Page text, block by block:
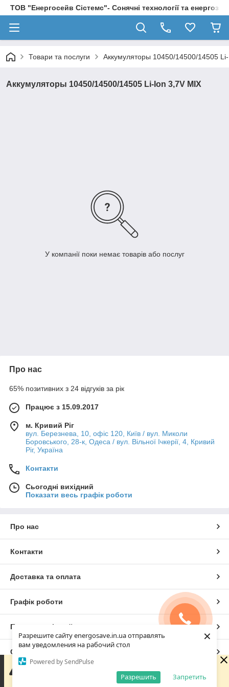
Разрешите сайту energosave.in.ua отправлять
вам уведомления на рабочий стол
Powered by SendPulse
Запретить
Разрешить
×
ТОВ "Енергосейв Сістемс"- Сонячні технології та
Товари та послуги Аккумуляторы 10450/14500/14505
Аккумуляторы 10450/14500/14505 Li-Ion 3,7V MIX
У компанії поки немає товарів або послуг
Про нас
65% позитивних з 24 відгуків за рік
Працює з 15.09.2017
м. Кривий Ріг
вул. Березнева, 10, офіс 120, Київ / вул. Миколи
Боровського, 28-к, Одеса / вул. Вільної Ічкерії, 4, Кривий
Ріг, Україна
Контакти
Сьогодні вихідний
Показати весь графік роботи
Про нас
Контакти
Доставка та оплата
Графік роботи
Повна версія сайту
Сайт створено на маркетплейсі
Політика конфіденційності
Зараз у компанії неробочий час. Замовлення та
повідомлення будуть оброблені з 08:00 найближчого
робочого дня (завтра, 10.08).